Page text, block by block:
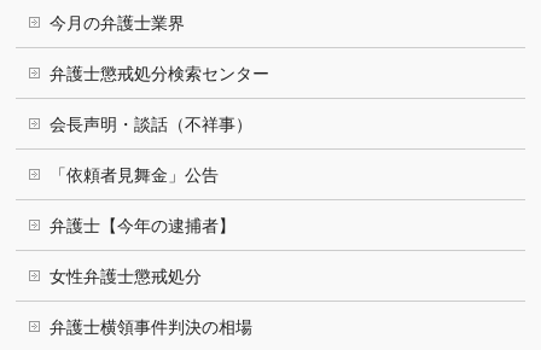
今月の弁護士業界
弁護士懲戒処分検索センター
会長声明・談話（不祥事）
「依頼者見舞金」公告
弁護士【今年の逮捕者】
女性弁護士懲戒処分
弁護士横領事件判決の相場